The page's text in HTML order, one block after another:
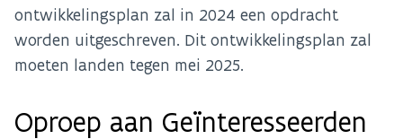
ontwikkelingsplan zal in 2024 een opdracht
worden uitgeschreven. Dit ontwikkelingsplan zal
moeten landen tegen mei 2025.
Oproep aan Geïnteresseerden